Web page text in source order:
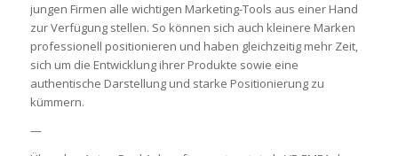
jungen Firmen alle wichtigen Marketing-Tools aus einer Hand
zur Verfügung stellen. So können sich auch kleinere Marken
professionell positionieren und haben gleichzeitig mehr Zeit,
sich um die Entwicklung ihrer Produkte sowie eine
authentische Darstellung und starke Positionierung zu
kümmern.
—